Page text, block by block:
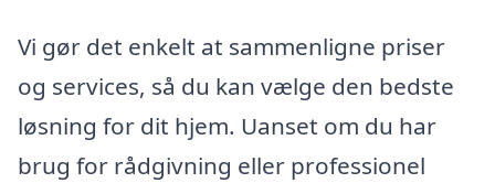
Vi gør det enkelt at sammenligne priser
og services, så du kan vælge den bedste
løsning for dit hjem. Uanset om du har
brug for rådgivning eller professionel